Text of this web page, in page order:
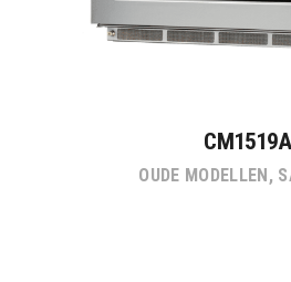
CM1519A
OUDE MODELLEN,